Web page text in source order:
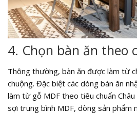
4. Chọn bàn ăn theo
Thông thường, bàn ăn được làm từ
chuộng. Đặc biệt các dòng bàn ăn
làm từ gỗ MDF theo tiêu chuẩn
sợi trung bình MDF, dòng sản phẩm